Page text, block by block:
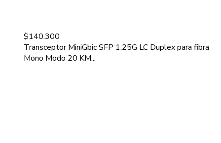
$140.300
Transceptor MiniGbic SFP 1.25G LC Duplex para fibra
Mono Modo 20 KM...